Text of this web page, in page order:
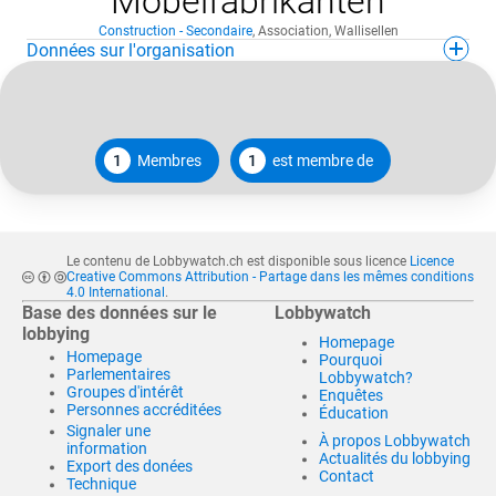
Construction - Secondaire, Association, Wallisellen
Données sur l'organisation
1 Membres 1 est membre de
Le contenu de Lobbywatch.ch est disponible sous licence Licence
Creative Commons Attribution - Partage dans les mêmes conditions
4.0 International .
Base des données sur le
lobbying
Homepage
Parlementaires
Groupes d'intérêt
Personnes accréditées
Signaler une
information
Export des donées
Technique
Lobbywatch
Homepage
Pourquoi
Lobbywatch?
Enquêtes
Éducation
À propos Lobbywatch
Actualités du lobbying
Contact